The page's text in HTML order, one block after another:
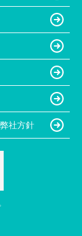
社方針